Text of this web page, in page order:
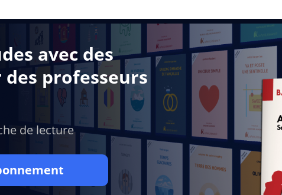
avec des
professeurs
de lecture